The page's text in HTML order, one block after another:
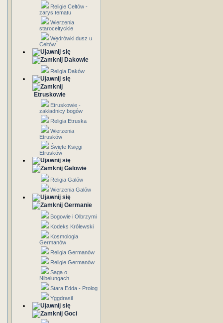
Religie Celtów -
zarys tematu
Wierzenia
staroceltyckie
Wędrówki dusz u
Celtów
Dakowie
Religia Daków
Etruskowie
Etruskowie -
zakładnicy bogów
Religia Etruska
Wierzenia
Etrusków
Święte Księgi
Etrusków
Galowie
Religia Galów
Wierzenia Galów
Germanie
Bogowie i Olbrzymi
Kodeks Królewski
Kosmologia
Germanów
Religia Germanów
Religie Germanów
Saga o
Nibelungach
Stara Edda - Prolog
Yggdrasil
Goci